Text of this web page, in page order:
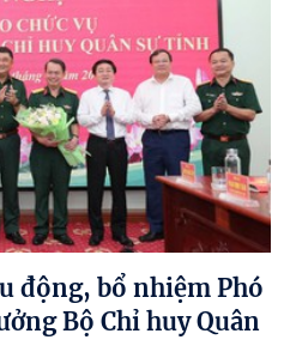
động, bổ nhiệm Phó
Bộ Chỉ huy Quân